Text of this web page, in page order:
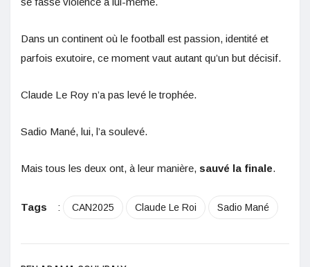
Dans un continent où le football est passion, identité et
parfois exutoire, ce moment vaut autant qu’un but décisif.
Claude Le Roy n’a pas levé le trophée.
Sadio Mané, lui, l’a soulevé.
Mais tous les deux ont, à leur manière, sauvé la finale.
Tags : CAN2025 Claude Le Roi Sadio Mané